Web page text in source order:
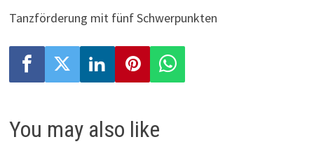
y
V
i
Tanzförderung mit fünf Schwerpunkten
You may also like